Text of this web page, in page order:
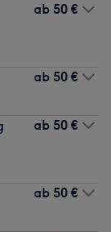
ab 50 €
ab 50 €
ab 50 €
ab 50 €